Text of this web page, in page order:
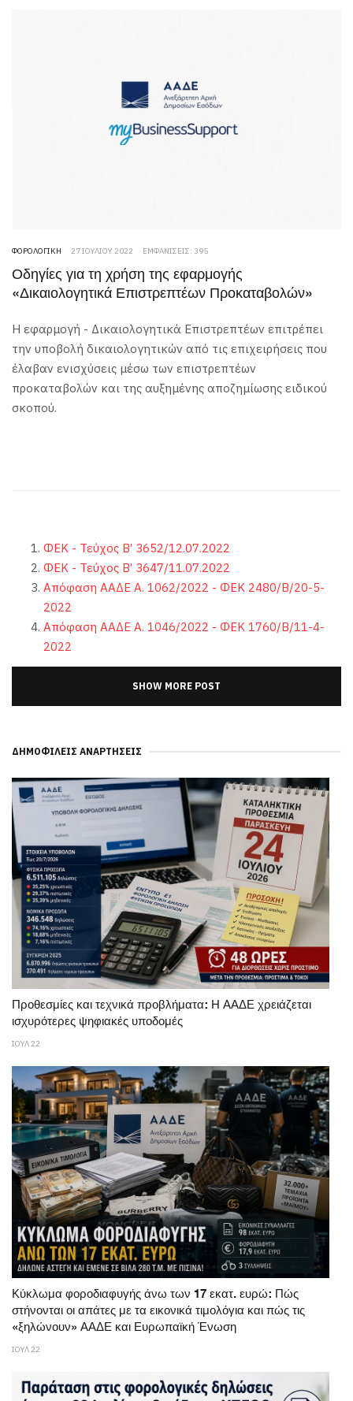
ΦΟΡΟΛΟΓΙΚΉ 27 ΙΟΥΛΊΟΥ 2022 ΕΜΦΑΝΊΣΕΙΣ: 395
Οδηγίες για τη χρήση της εφαρμογής
«Δικαιολογητικά Επιστρεπτέων Προκαταβολών»
Η εφαρμογή - Δικαιολογητικά Επιστρεπτέων επιτρέπει
την υποβολή δικαιολογητικών από τις επιχειρήσεις που
έλαβαν ενισχύσεις μέσω των επιστρεπτέων
προκαταβολών και της αυξημένης αποζημίωσης ειδικού
σκοπού.
ΦΕΚ - Τεύχος B’ 3652/12.07.2022
ΦΕΚ - Τεύχος B’ 3647/11.07.2022
Απόφαση ΑΑΔΕ Α. 1062/2022 - ΦΕΚ 2480/Β/20-5-
2022
Απόφαση ΑΑΔΕ Α. 1046/2022 - ΦΕΚ 1760/Β/11-4-
2022
SHOW MORE POST
ΔΗΜΟΦΙΛΕΊΣ ΑΝΑΡΤΉΣΕΙΣ
Προθεσμίες και τεχνικά προβλήματα: Η ΑΑΔΕ χρειάζεται
ισχυρότερες ψηφιακές υποδομές
ΙΟΥΛ 22
Κύκλωμα φοροδιαφυγής άνω των 17 εκατ. ευρώ: Πώς
στήνονται οι απάτες με τα εικονικά τιμολόγια και πώς τις
«ξηλώνουν» ΑΑΔΕ και Ευρωπαϊκή Ένωση
ΙΟΥΛ 22